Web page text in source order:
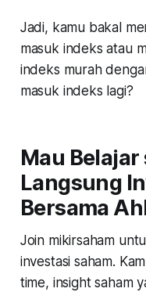
Jadi, kamu bakal
masuk indeks atau
indeks murah
masuk indeks lagi?
Mau
Langsung
Bersama
Join mikirsaham
investasi saham.
time, insight saham